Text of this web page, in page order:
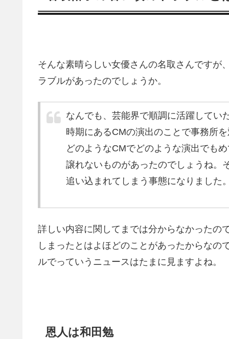
そんな素晴らしい女優さんの名取さんですが
ラブルがあったのでしょうか。
なんでも、芸能界で順調に活躍してい
時期にあるCMの演出のことで事務所
どのようなCMでどのような演出でも
譲れないものがあったのでしょうね。
追い込まれてしまう事態になりました
詳しい内容に関してまでは分からなかったの
しまったとはよほどのことがあったからな
ルでっていうニュースはたまに見ますよね。
恩人は和田勉